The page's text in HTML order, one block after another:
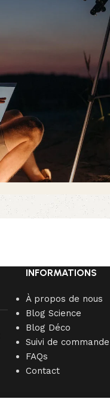
INFORMATIONS
À propos de nous
Blog Science
Blog Déco
Suivi de commande
FAQs
Contact